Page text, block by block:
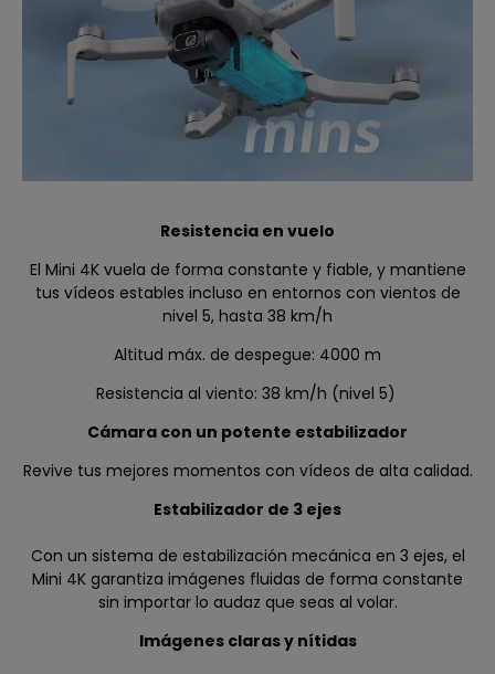
Resistencia en vuelo
El Mini 4K vuela de forma constante y fiable, y mantiene
tus vídeos estables incluso en entornos con vientos de
nivel 5, hasta 38 km/h
Altitud máx. de despegue: 4000 m
Resistencia al viento: 38 km/h (nivel 5)
Cámara con un potente estabilizador
Revive tus mejores momentos con vídeos de alta calidad.
Estabilizador de 3 ejes
Con un sistema de estabilización mecánica en 3 ejes, el
Mini 4K garantiza imágenes fluidas de forma constante
sin importar lo audaz que seas al volar.
Imágenes claras y nítidas